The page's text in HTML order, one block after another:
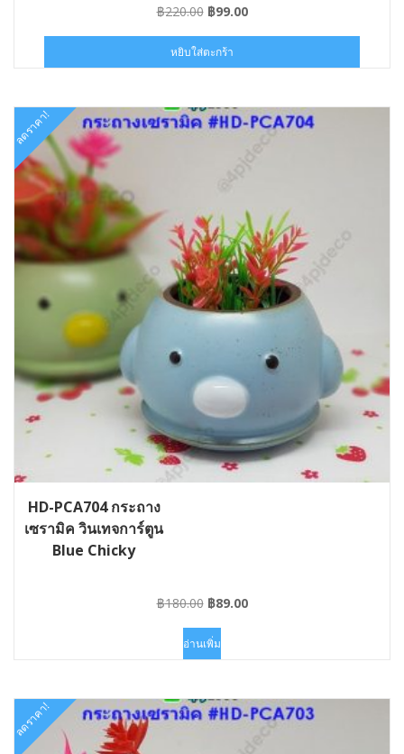
฿220.00 Original
was:
฿220.00.
฿99.00Current
฿99.00.
หยิบใส่ตะกร้า
ลดราคา!
HD-PCA704 กระถาง
เซรามิค วินเทจการ์ตูน
Blue Chicky
฿180.00 Original
was:
฿180.00.
฿89.00Current
อ่านเพิ่ม
ลดราคา!